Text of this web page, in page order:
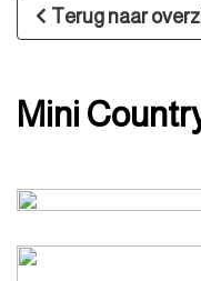
Terug naar
Mini